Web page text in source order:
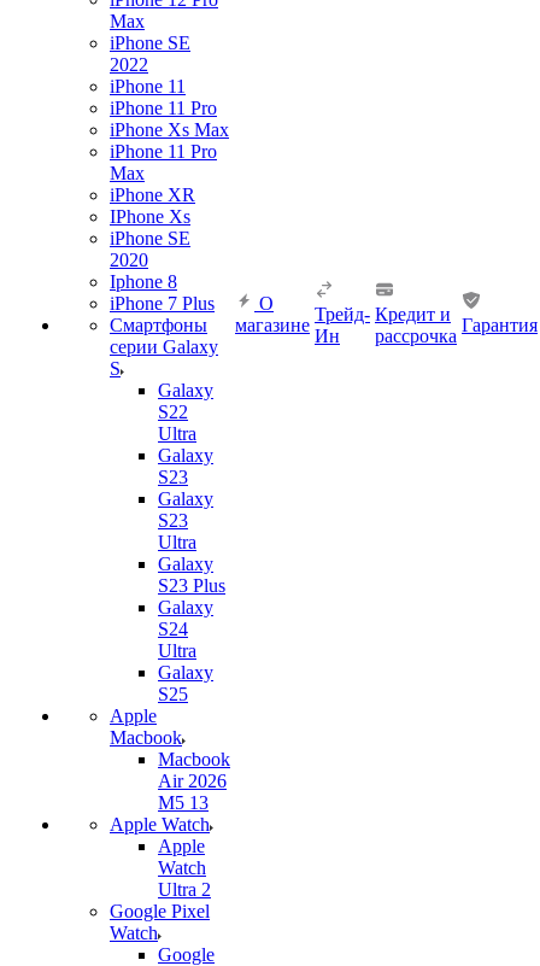
Max
iPhone SE
2022
iPhone 11
iPhone 11 Pro
iPhone Xs Max
iPhone 11 Pro
Max
iPhone XR
IPhone Xs
iPhone SE
2020
Iphone 8
iPhone 7 Plus
Смартфоны
серии Galaxy
S
Galaxy
S22
Ultra
Galaxy
S23
Galaxy
S23
Ultra
Galaxy
S23 Plus
Galaxy
S24
Ultra
Galaxy
S25
Apple
Macbook
Macbook
Air 2026
M5 13
Apple Watch
Apple
Watch
Ultra 2
Google Pixel
Watch
Google
О
магазине
Трейд-
Ин
Кредит и
рассрочка
Гарантия